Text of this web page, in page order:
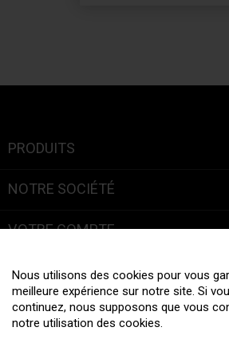
Nous utilisons des cookies pour vous
meilleure expérience sur notre site. Si
continuez, nous supposons que vous
notre utilisation des cookies.
PRODUITS
NOTRE SOCIÉTÉ
VOTRE COMPTE
INFORMATIONS
Tous droits réservés © 2019 La Boite à